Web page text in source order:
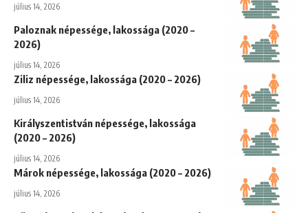
július 14, 2026
Paloznak népessége, lakossága (2020 –
2026)
július 14, 2026
Ziliz népessége, lakossága (2020 – 2026)
július 14, 2026
Királyszentistván népessége, lakossága
(2020 – 2026)
július 14, 2026
Márok népessége, lakossága (2020 – 2026)
július 14, 2026